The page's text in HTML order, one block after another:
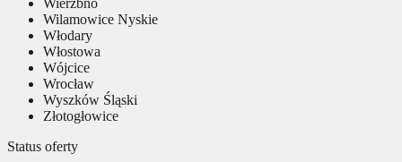
Wilamowice Nyskie
Włodary
Włostowa
Wójcice
Wrocław
Wyszków Śląski
Złotogłowice
Status oferty